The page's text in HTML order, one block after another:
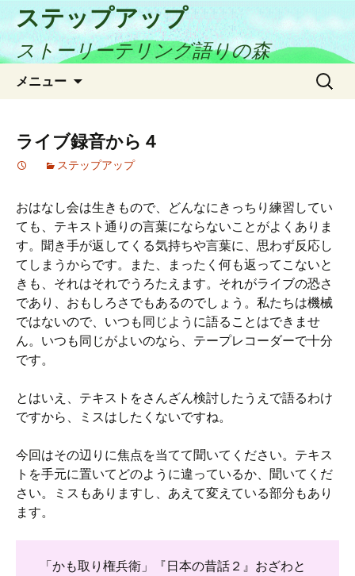
ステップアップ
ストーリーテリング語りの森
メニュー
ン
ツ
へ
キ
ッ
プ
検
ライブ録音から４
ステップアップ
おはなし会は生きもので、どんなにきっちり練習してい
ても、テキスト通りの言葉にならないことがよくありま
す。聞き手が返してくる気持ちや言葉に、思わず反応し
てしまうからです。また、まったく何も返ってこないと
きも、それはそれでうろたえます。それがライブの恐さ
であり、おもしろさでもあるのでしょう。私たちは機械
ではないので、いつも同じように語ることはできませ
ん。いつも同じがよいのなら、テープレコーダーで十分
です。
とはいえ、テキストをさんざん検討したうえで語るわけ
ですから、ミスはしたくないですね。
今回はその辺りに焦点を当てて聞いてください。テキス
トを手元に置いてどのように違っているか、聞いてくだ
さい。ミスもありますし、あえて変えている部分もあり
ます。
「かも取り権兵衛」『日本の昔話２』おざわと